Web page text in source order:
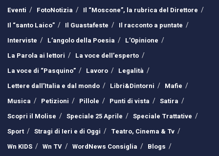
Eventi
FotoNotizia
Il “Moscone”, la rubrica del Direttore
Il “santo Laico”
Il Guastafeste
Il racconto a puntate
Interviste
L’angolo della Poesia
L’Opinione
La Parola ai lettori
La voce dell’esperto
La voce di “Pasquino”
Lavoro
Legalità
Lettere dall’Italia e dal mondo
Libri&Dintorni
Mafie
Musica
Petizioni Pillole Punti di vista
Satira
Scopri il Molise
Speciale 25 Aprile
Speciale Trattative
Sport
Stragi di Ieri e di Oggi
Teatro, Cinema & Tv
Wn KIDS
Wn TV WordNews Consiglia
Blogs